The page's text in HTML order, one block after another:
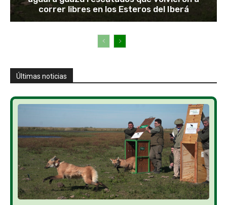
correr libres en los Esteros del Iberá
Últimas noticias